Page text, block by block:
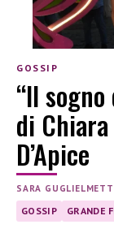
GOSSIP
“Il
di
D’Apice
SARA
GOSSIP GRANDE